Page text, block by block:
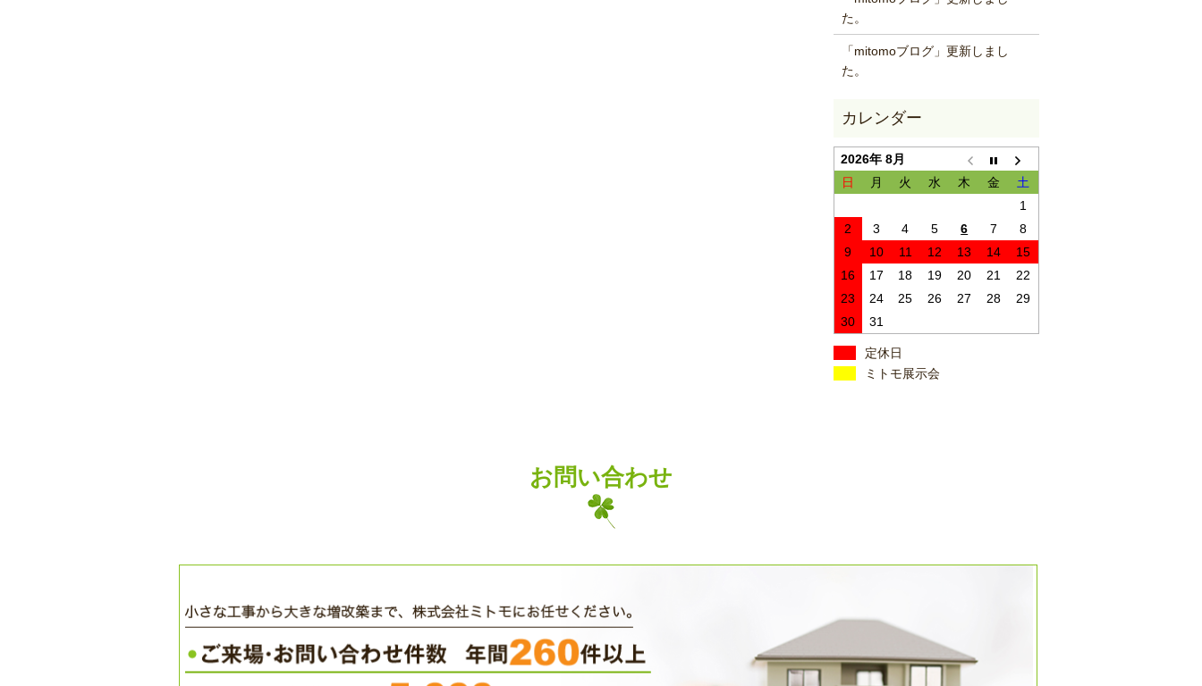
た。
「mitomoブログ」更新しまし
た。
2026年 8月
日
月 火 水 木 金
土
1
2
3 4 5 6 7
8
9
10 11 12 13 14
15
16
17 18 19 20 21
22
23
24 25 26 27 28
29
30
31
定休日
ミトモ展示会
お問い合わせ